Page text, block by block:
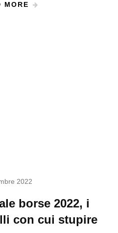
MORE
2022
borse 2022, i
con cui stupire